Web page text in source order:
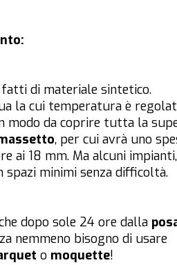
di materiale sintetico.
la cui temperatura è
modo da coprire tutta la
, per cui avrà uno
ai 18 mm. Ma alcuni
spazi minimi senza difficoltà.
dopo sole 24 ore dalla
nemmeno bisogno di usare
o moquette!